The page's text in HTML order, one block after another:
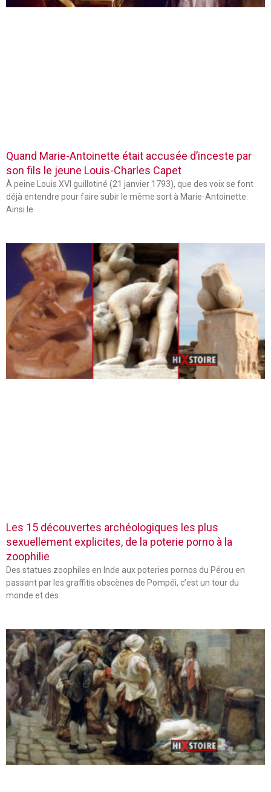
Quand Marie-Antoinette était accusée d’inceste par
son fils le jeune Louis-Charles Capet
À peine Louis XVI guillotiné (21 janvier 1793), que des voix se font
déjà entendre pour faire subir le même sort à Marie-Antoinette.
Ainsi le
Les 15 découvertes archéologiques les plus
sexuellement explicites, de la poterie porno à la
zoophilie
Des statues zoophiles en Inde aux poteries pornos du Pérou en
passant par les graffitis obscènes de Pompéi, c’est un tour du
monde et des